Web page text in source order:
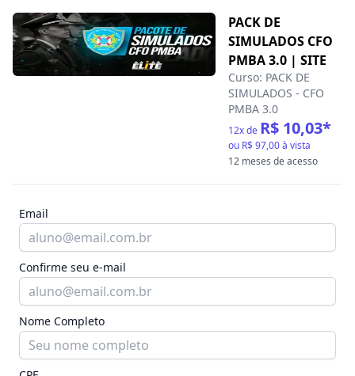
PACK DE
SIMULADOS CFO
PMBA 3.0 | SITE
Curso: PACK DE
SIMULADOS - CFO
PMBA 3.0
12x de R$ 10,03*
ou R$ 97,00à vista
12 meses de acesso
Email
Confirme seu e-mail
Nome Completo